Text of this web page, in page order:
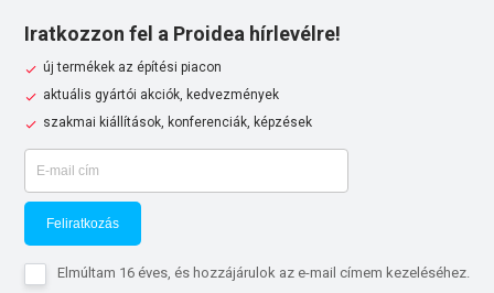
Iratkozzon fel a Proidea hírlevélre!
új termékek az építési piacon
aktuális gyártói akciók, kedvezmények
szakmai kiállítások, konferenciák, képzések
Feliratkozás
Elmúltam 16 éves, és hozzájárulok az e-mail címem kezeléséhez.